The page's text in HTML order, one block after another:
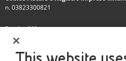
n. 03823300821
Partita IVA
IT 01768800748 - R.E.A. Milano n.1351279
Società soggetta all'attività di direzione e